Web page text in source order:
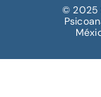
© 2025